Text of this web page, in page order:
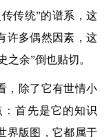
传统”的谱系，这
许多偶然因素，这
余”倒也贴切。
，除了它有世情小
首先是它的知识
界版图，它都属于